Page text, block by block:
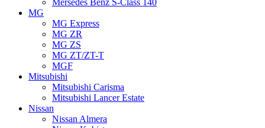
MG
MG Express
MG ZR
MG ZS
MG ZT/ZT-T
MGF
Mitsubishi
Mitsubishi Carisma
Mitsubishi Lancer Estate
Nissan
Nissan Almera